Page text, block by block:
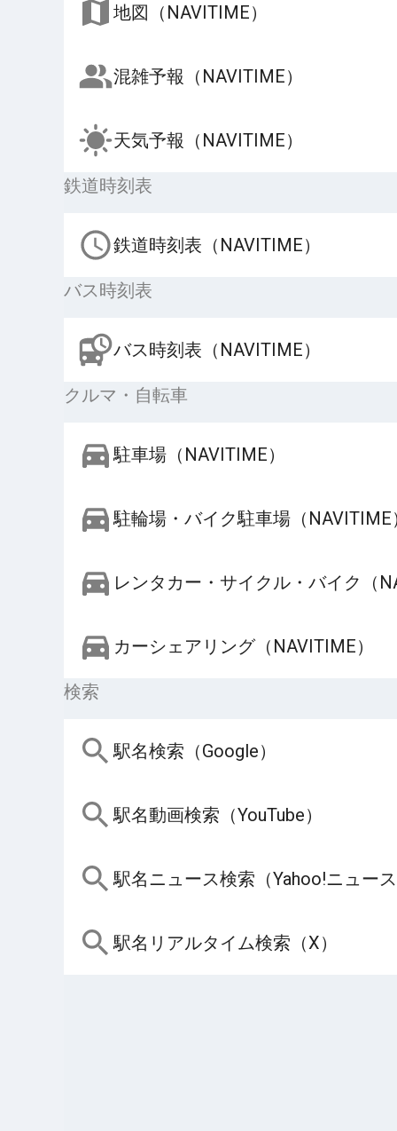
地図（NAVITIME）
混雑予報（NAVITIME）
天気予報（NAVITIME）
鉄道時刻表
鉄道時刻表（NAVITIME）
バス時刻表
バス時刻表（NAVITIME）
クルマ・自転車
駐車場（NAVITIME）
駐輪場・バイク駐車場（NAVITIME
レンタカー・サイクル・バイク（
カーシェアリング（NAVITIME）
検索
駅名検索（Google）
駅名動画検索（YouTube）
駅名ニュース検索（Yahoo!ニュー
駅名リアルタイム検索（X）